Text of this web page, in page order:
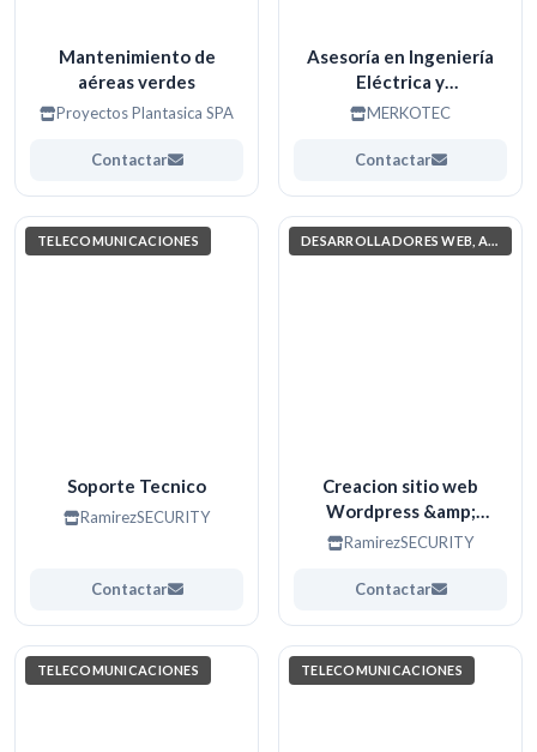
Mantenimiento de
aéreas verdes
Proyectos Plantasica SPA
Contactar
Asesoría en Ingeniería
Eléctrica y
Automatización
MERKOTEC
Contactar
TELECOMUNICACIONES
Soporte Tecnico
RamirezSECURITY
Contactar
DESARROLLADORES WEB, APPS. (PROGRAMACIÓN)
Creacion sitio web
Wordpress &amp;
Codificacion
RamirezSECURITY
Contactar
TELECOMUNICACIONES TELECOMUNICACIONES